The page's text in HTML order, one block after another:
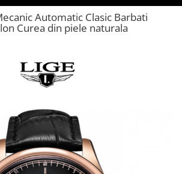
Automatic Clasic Barbati
Curea din piele naturala